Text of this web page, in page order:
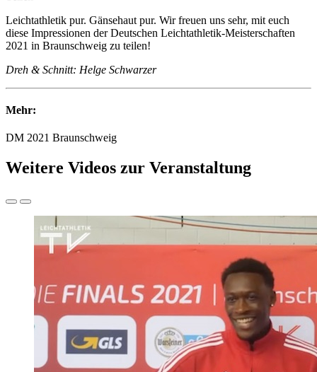
Leichtathletik pur. Gänsehaut pur. Wir freuen uns sehr, mit euch
diese Impressionen der Deutschen Leichtathletik-Meisterschaften
2021 in Braunschweig zu teilen!
Dreh & Schnitt: Helge Schwarzer
Mehr:
DM 2021 Braunschweig
Weitere Videos zur Veranstaltung